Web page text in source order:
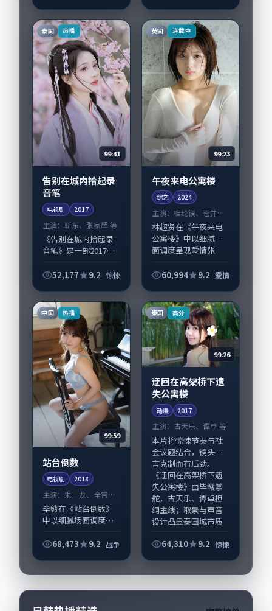
取景与声音设计凸显
美国城市质感，适合
偏...
泰国 热播
99:41
告别在城内拾起录
音笔
电视剧 2017
主演： 靳东、张家辉 等
《告别在城内拾起录
音笔》是一部2017年
视剧，由刁亦男执
员亦参与重要戏份。
故事围绕当代都市...
52,177 9.2 惊悚
英国 连载中
99:23
午夜来电公寓楼
综艺 2024
主演：桂纶镁、苍井优
等
林超贤在《午夜来电
公寓楼》中以细腻场
面调度呈现爱情张
领衔的表演层次丰
协同，2024-01-...
60,994 9.2 爱情
中国 热播
99:59
站台倒数
电视剧 2018
主演： 朱一龙、全智贤
等
毕赣在《站台倒数》
中以细腻场面调度呈
龙、全智贤领衔的表
大陆完成制作协同，
2018-10-06...
68,473 9.2 战争
泰国 高分
99:26
迂回在高架桥下遗
失公寓楼
动漫 2017
主演： 古天乐、谭卓 等
本片将惊悚节奏与社
会议题结合，镜头语
言克制而有后劲。
《迂回在高架桥下遗
失公寓楼》由毕赣掌
舵，古天乐、谭卓担
纲主线；取景与声音
设计凸显泰国城市质
64,310
9.2 惊悚